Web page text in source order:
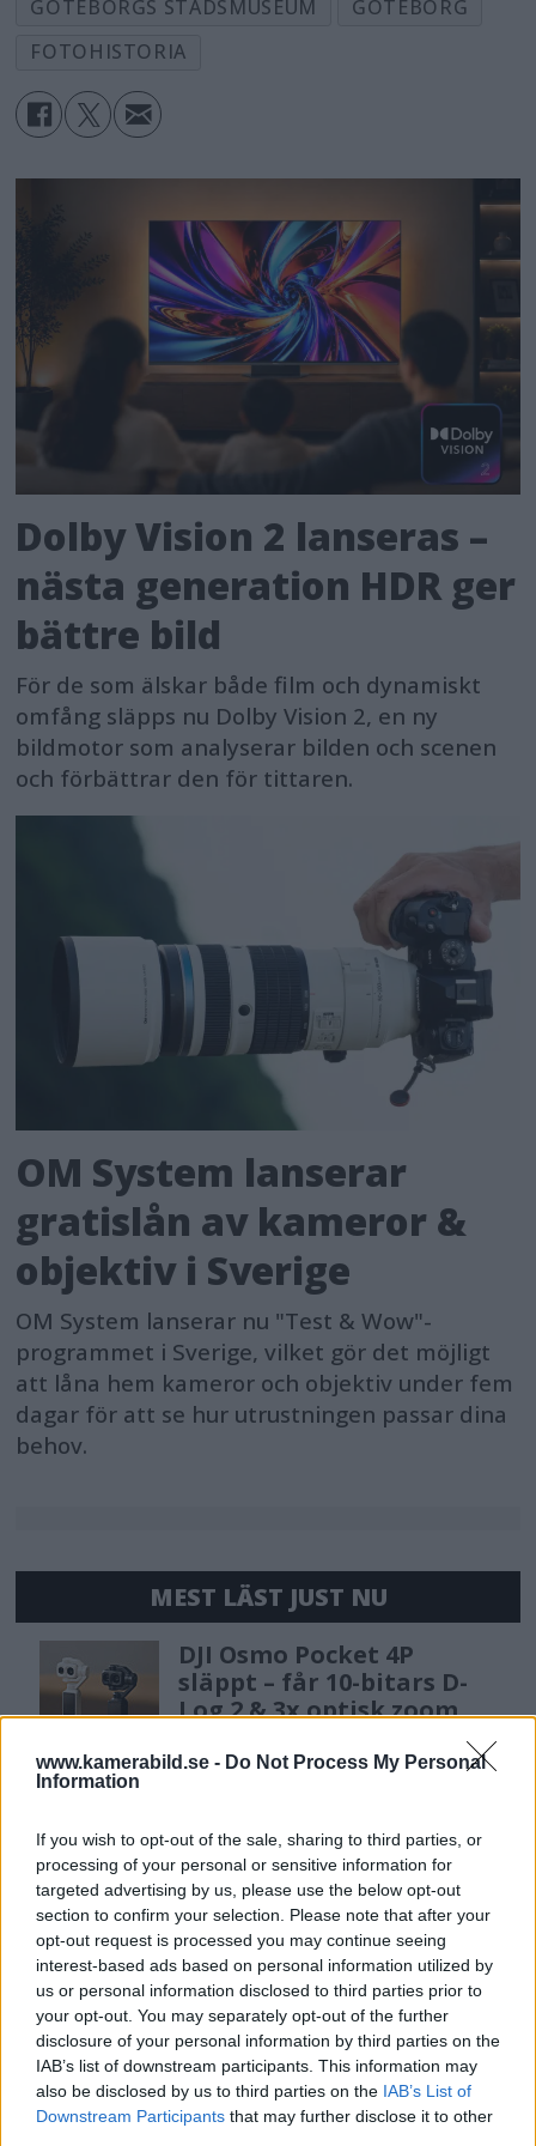
www.kamerabild.se - Do Not Process My Personal
Information
If you wish to opt-out of the sale, sharing to third parties, or
processing of your personal or sensitive information for
targeted advertising by us, please use the below opt-out
section to confirm your selection. Please note that after your
opt-out request is processed you may continue seeing
interest-based ads based on personal information utilized by
us or personal information disclosed to third parties prior to
your opt-out. You may separately opt-out of the further
disclosure of your personal information by third parties on the
IAB’s list of downstream participants. This information may
also be disclosed by us to third parties on the IAB’s List of
Downstream Participants that may further disclose it to other
GÖTEBORGS STADSMUSEUM
GÖTEBORG
FOTOHISTORIA
Dolby Vision 2 lanseras –
nästa generation HDR ger
bättre bild
För de som älskar både film och dynamiskt
omfång släpps nu Dolby Vision 2, en ny
bildmotor som analyserar bilden och scenen
och förbättrar den för tittaren.
OM System lanserar
gratislån av kameror &
objektiv i Sverige
OM System lanserar nu "Test & Wow"-
programmet i Sverige, vilket gör det möjligt
att låna hem kameror och objektiv under fem
dagar för att se hur utrustningen passar dina
behov.
MEST LÄST JUST NU
DJI Osmo Pocket 4P
släppt – får 10-bitars D-
Log 2 & 3x optisk zoom
Tamron – kan vara värt
12 miljarder kronor
Sony FE 100-400mm F5,6-8
OSS – lätt telezoom för
fågel, sport & natur
OM System lanserar
gratislån av kameror &